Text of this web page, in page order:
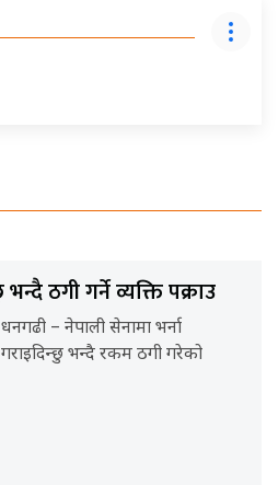
ठगी गर्ने व्यक्ति पक्राउ
धनगढी – नेपाली सेनामा भर्ना
गराइदिन्छु भन्दै रकम ठगी गरेको